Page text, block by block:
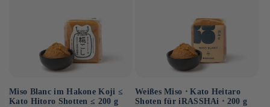
Miso Blanc im Hakone Koji ≤
Kato Hitoro Shotten ≤ 200 g
Weißes Miso ⋅ Kato Heitaro
Shoten für iRASSHAi ⋅ 200 g